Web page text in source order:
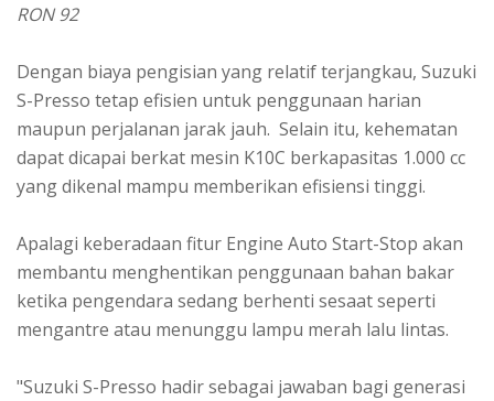
RON 92
Dengan biaya pengisian yang relatif terjangkau, Suzuki
S-Presso tetap efisien untuk penggunaan harian
maupun perjalanan jarak jauh. Selain itu, kehematan
dapat dicapai berkat mesin K10C berkapasitas 1.000 cc
yang dikenal mampu memberikan efisiensi tinggi.
Apalagi keberadaan fitur Engine Auto Start-Stop akan
membantu menghentikan penggunaan bahan bakar
ketika pengendara sedang berhenti sesaat seperti
mengantre atau menunggu lampu merah lalu lintas.
"Suzuki S-Presso hadir sebagai jawaban bagi generasi